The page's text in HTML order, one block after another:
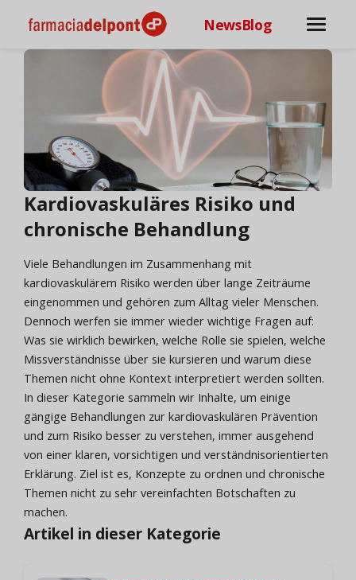
NewsBlog
Kardiovaskuläres Risiko und
chronische Behandlung
Viele Behandlungen im Zusammenhang mit
kardiovaskulärem Risiko werden über lange Zeiträume
eingenommen und gehören zum Alltag vieler Menschen.
Dennoch werfen sie immer wieder wichtige Fragen auf:
Was sie wirklich bewirken, welche Rolle sie spielen, welche
Missverständnisse über sie kursieren und warum diese
Themen nicht ohne Kontext interpretiert werden sollten.
In dieser Kategorie sammeln wir Inhalte, um einige
gängige Behandlungen zur kardiovaskulären Prävention
und zum Risiko besser zu verstehen, immer ausgehend
von einer klaren, vorsichtigen und verständnisorientierten
Erklärung. Ziel ist es, Konzepte zu ordnen und chronische
Themen nicht zu sehr vereinfachten Botschaften zu
machen.
Artikel in dieser Kategorie